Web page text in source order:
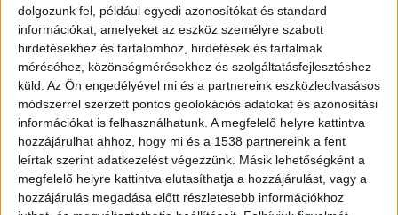
dolgozunk fel, például egyedi azonosítókat és standard
információkat, amelyeket az eszköz személyre szabott
hirdetésekhez és tartalomhoz, hirdetések és tartalmak
méréséhez, közönségmérésekhez és szolgáltatásfejlesztéshez
küld. Az Ön engedélyével mi és a partnereink eszközleolvasásos
módszerrel szerzett pontos geolokációs adatokat és azonosítási
információkat is felhasználhatunk. A megfelelő helyre kattintva
hozzájárulhat ahhoz, hogy mi és a 1538 partnereink a fent
leírtak szerint adatkezelést végezzünk. Másik lehetőségként a
megfelelő helyre kattintva elutasíthatja a hozzájárulást, vagy a
hozzájárulás megadása előtt részletesebb információkhoz
tervezett karbonsemlegesség felé, miközben beruházási
biztonságot nyújt a vállalkozásoknak és megerősíti az
EU tiszta átmenetét, ipari versenyképességét és
energiafüggetlenségét.
A megállapodás olyan átmenetet vázol a 2030 utáni
időszakra, amely figyelembe veszi a jelenlegi gazdasági
és geopolitikai körülményeket. A keretrendszer
lehetőséget ad arra, hogy a tagállamok nagyobb
mozgástérrel, egyszerűbben és költséghatékonyabban